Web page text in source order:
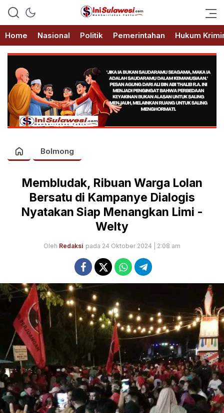
IniSulawesi.com
Memberitakan Fakta
Home
Nasional Politik Pemerintahan Hukum
Bolmong
Membludak, Ribuan Warga Lolan
Bersatu di Kampanye Dialogis
Nyatakan Siap Menangkan Limi -
Welty
Oleh Redaksi pada 24 Oktober 2024 | 2:08 am